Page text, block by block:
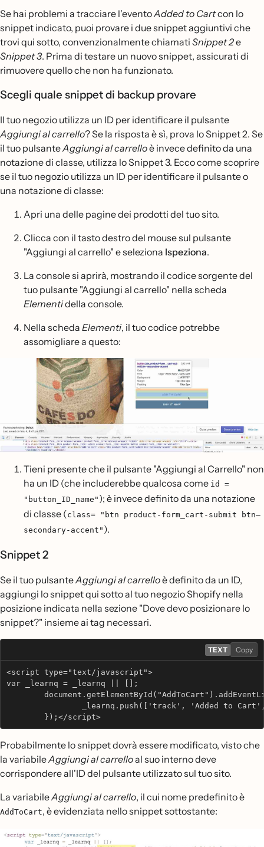
Se hai problemi a tracciare l'eventoAdded to Cartcon lo
snippet indicato, puoi provare i due snippet aggiuntivi che
trovi qui sotto, convenzionalmente chiamati Snippet 2e
Snippet 3. Prima di testare un nuovo snippet, assicurati di
rimuovere quello che non ha funzionato.
Scegli quale snippet di backup provare
Il tuo negozio utilizza un ID per identificare il pulsante
Aggiungi al carrello? Se la risposta è sì, prova lo Snippet 2. Se
il tuo pulsanteAggiungi al carrelloè invece definito da una
notazione di classe, utilizza lo Snippet 3. Ecco come scoprire
se il tuo negozio utilizza un ID per identificare il pulsante o
una notazione di classe:
Apri una delle pagine dei prodotti del tuo sito.
Clicca con il tasto destro del mouse sul pulsante
"Aggiungi al carrello" e seleziona Ispeziona.
La console si aprirà, mostrando il codice sorgente del
tuo pulsante "Aggiungi al carrello" nella scheda
Elementidella console.
Nella scheda Elementi, il tuo codice potrebbe
assomigliare a questo:
Tieni presente che il pulsante "Aggiungi al Carrello" non
ha un ID (che includerebbe qualcosa come id =
"button_ID_name" ); è invece definito da una notazione
di classe (class= "btn product-form_cart-submit btn–
secondary-accent" ).
Snippet 2
Se il tuo pulsanteAggiungi al carrelloè definito da un ID,
aggiungi lo snippet qui sotto al tuo negozio Shopify nella
posizione indicata nella sezione "Dove devo posizionare lo
snippet?" insieme ai tag necessari.
TEXT Copy
<script type="text/javascript">
var _learnq = _learnq || [];
_learnq.push(['track', 'Added to
	});</script>
Probabilmente lo snippet dovrà essere modificato, visto che
la variabileAggiungi al carrelloal suo interno deve
corrispondere all'ID del pulsante utilizzato sul tuo sito.
La variabileAggiungi al carrello, il cui nome predefinito è
AddToCart, è evidenziata nello snippet sottostante: